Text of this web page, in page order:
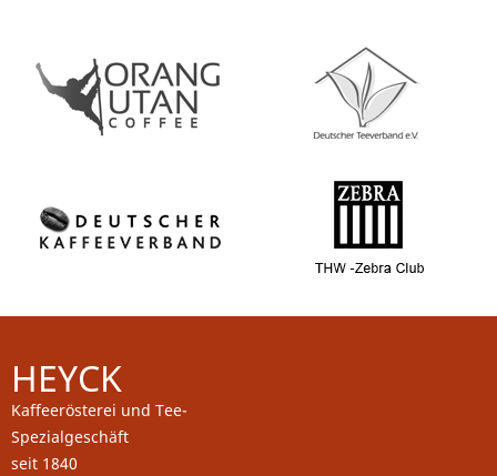
HEYCK
Kaffeerösterei und Tee-
Spezialgeschäft
seit 1840